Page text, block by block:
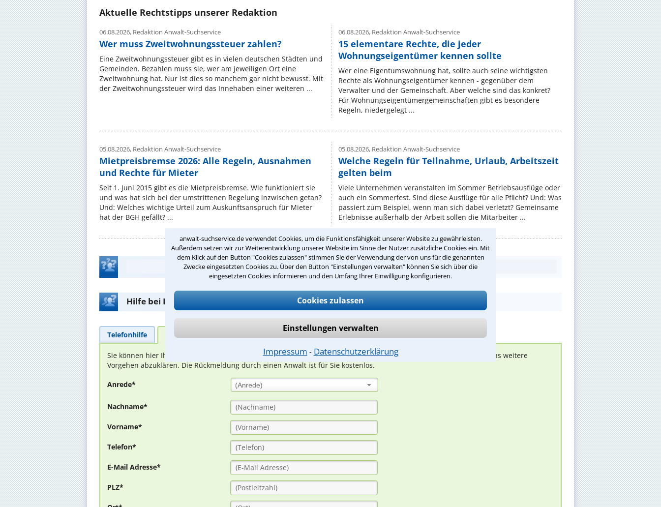
anwalt-suchservice.de verwendet Cookies, um die Funktionsfähigkeit unserer Website zu gewährleisten.
Außerdem setzen wir zur Weiterentwicklung unserer Website im Sinne der Nutzer zusätzliche Cookies ein. Mit
dem Klick auf den Button "Cookies zulassen" stimmen Sie der Verwendung der von uns für die genannten
Zwecke eingesetzten Cookies zu. Über den Button "Einstellungen verwalten" können Sie sich über die
eingesetzten Cookies informieren und den Umfang Ihrer Einwilligung konfigurieren.
Cookies zulassen
Einstellungen verwalten
Impressum ⁃ Datenschutzerklärung
Aktuelle Rechtstipps unserer Redaktion
06.08.2026, Redaktion Anwalt-Suchservice
Wer muss Zweitwohnungssteuer zahlen?
Eine Zweitwohnungssteuer gibt es in vielen deutschen Städten und
Gemeinden. Bezahlen muss sie, wer am jeweiligen Ort eine
Zweitwohnung hat. Nur ist dies so manchem gar nicht bewusst. Mit
der Zweitwohnungssteuer wird das Innehaben einer weiteren ...
06.08.2026,Redaktion Anwalt-Suchservice
15 elementare Rechte, die jeder
Wohnungseigentümer kennen sollte
Wer eine Eigentumswohnung hat, sollte auch seine wichtigsten
Rechte als Wohnungseigentümer kennen - gegenüber dem
Verwalter und der Gemeinschaft. Aber welche sind das konkret?
Für Wohnungseigentümergemeinschaften gibt es besondere
Regeln, niedergelegt ...
05.08.2026, Redaktion Anwalt-Suchservice
Mietpreisbremse 2026: Alle Regeln, Ausnahmen
und Rechte für Mieter
Seit 1. Juni 2015 gibt es die Mietpreisbremse. Wie funktioniert sie
und was hat sich bei der umstrittenen Regelung inzwischen getan?
Und: Welches wichtige Urteil zum Auskunftsanspruch für Mieter
hat der BGH gefällt? ...
05.08.2026,Redaktion Anwalt-Suchservice
Welche Regeln für Teilnahme, Urlaub, Arbeitszeit
gelten beim
Viele Unternehmen veranstalten im Sommer Betriebsausflüge oder
auch ein Sommerfest. Sind diese Ausflüge für alle Pflicht? Und: Was
passiert zum Beispiel, wenn man sich dabei verletzt? Gemeinsame
Erlebnisse außerhalb der Arbeit sollen die Mitarbeiter ...
Teste Dein Rechtswissen
Hilfe bei Ihrer Anwaltsuche?
Telefonhilfe Beratungsanfrage
Sie können hier Ihren Fall schildern. Anschließend werden sich spezialisierte Rechtsanwälte bei Ihnen melden, um das weitere
Vorgehen abzuklären. Die Rückmeldung durch einen Anwalt ist für Sie kostenlos.
Anrede* (Anrede)
Nachname*
Vorname*
Telefon*
E-Mail Adresse*
PLZ*